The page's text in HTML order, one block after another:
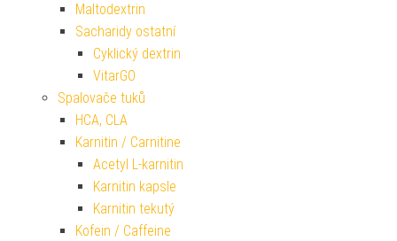
Maltodextrin
Sacharidy ostatní
Cyklický dextrin
VitarGO
Spalovače tuků
HCA, CLA
Karnitin / Carnitine
Acetyl L-karnitin
Karnitin kapsle
Karnitin tekutý
Kofein / Caffeine